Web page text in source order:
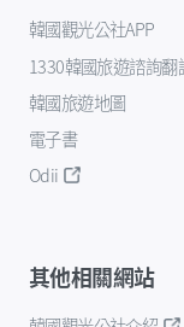
韓國觀光公社APP
1330韓國旅遊諮詢翻
韓國旅遊地圖
電子書
Odii
其他相關網站